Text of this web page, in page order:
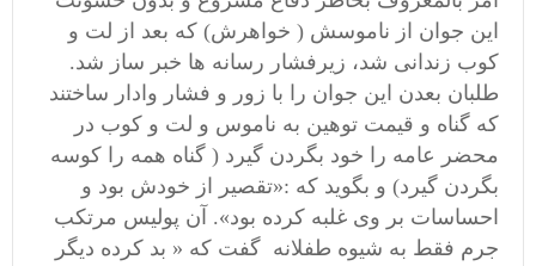
این جوان از ناموسش ( خواهرش) که بعد از لت و
کوب زندانی شد، زیرفشار رسانه ها خبر ساز شد.
طلبان بعدن این جوان را با زور و فشار وادار ساختند
که گناه و قیمت توهین به ناموس و لت و کوب در
محضر عامه را خود بگردن گیرد ( گناه همه را کوسه
بگردن گیرد) و بگوید که :«تقصیر از خودش بود و
احساسات بر وی غلبه کرده بود». آن پولیس مرتکب
جرم فقط به شیوه طفلانه گفت که « بد کرده دیگر